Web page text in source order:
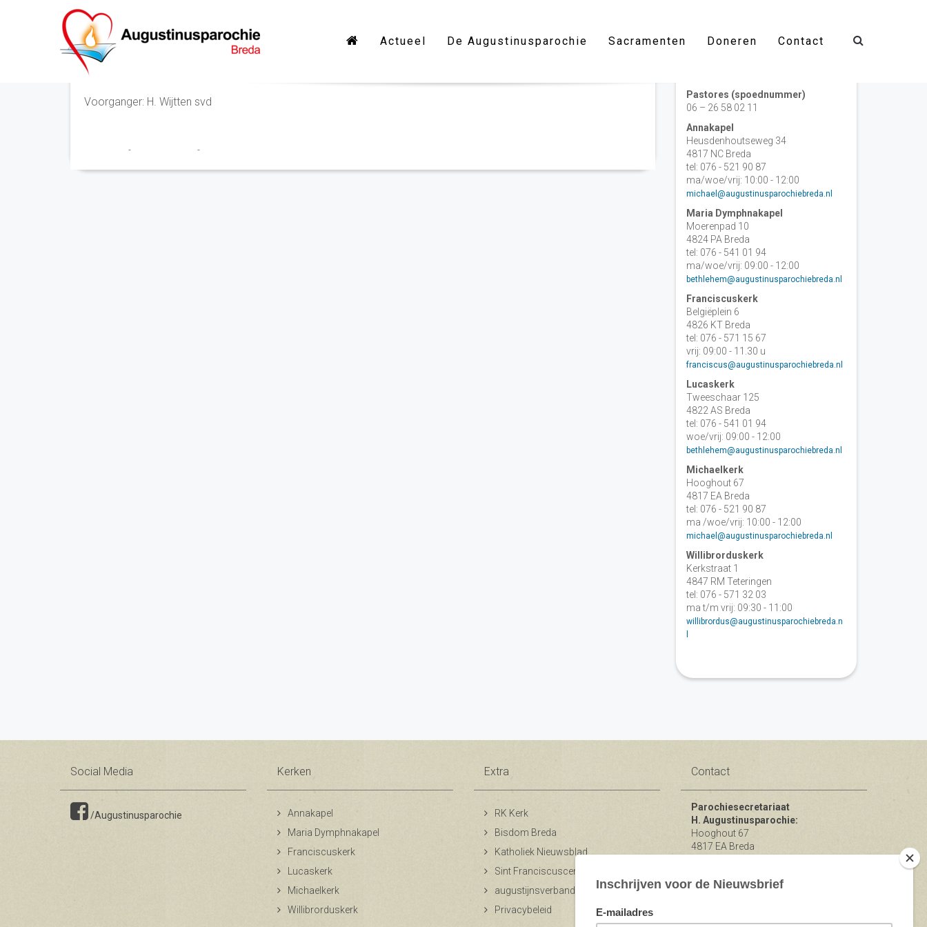
Actueel De Augustinusparochie Sacramenten Doneren Contact
Eucharistieviering
Voorganger: H. Wijtten svd
- -
Pastores (spoednummer)
06 – 26 58 02 11
Annakapel
Heusdenhoutseweg 34
4817 NC Breda
tel: 076 - 521 90 87
ma/woe/vrij: 10:00 - 12:00
michael@augustinusparochiebreda.nl
Maria Dymphnakapel
Moerenpad 10
4824 PA Breda
tel: 076 - 541 01 94
ma/woe/vrij: 09:00 - 12:00
bethlehem@augustinusparochiebreda.nl
Franciscuskerk
Belgiëplein 6
4826 KT Breda
tel: 076 - 571 15 67
vrij: 09:00 - 11.30 u
franciscus@augustinusparochiebreda.nl
Lucaskerk
Tweeschaar 125
4822 AS Breda
tel: 076 - 541 01 94
woe/vrij: 09:00 - 12:00
bethlehem@augustinusparochiebreda.nl
Michaelkerk
Hooghout 67
4817 EA Breda
tel: 076 - 521 90 87
ma /woe/vrij: 10:00 - 12:00
michael@augustinusparochiebreda.nl
Willibrorduskerk
Kerkstraat 1
4847 RM Teteringen
tel: 076 - 571 32 03
ma t/m vrij: 09:30 - 11:00
willibrordus@augustinusparochiebreda.n
Social Media
/Augustinusparochie
Kerken
Annakapel
Maria Dymphnakapel
Franciscuskerk
Lucaskerk
Michaelkerk
Willibrorduskerk
Extra
RK Kerk
Bisdom Breda
Katholiek Nieuwsblad
Sint Franciscuscentrum
augustijnsverband.nl
Privacybeleid
Contact
Parochiesecretariaat
H. Augustinusparochie:
Hooghout 67
4817 EA Breda
Bereikbaar op ma-woe-vrijdag van